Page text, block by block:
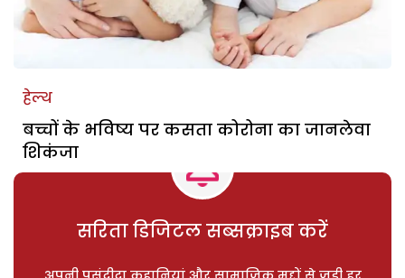
हेल्थ
बच्चों के भविष्य पर कसता कोरोना का जानलेवा
शिकंजा
सरिता डिजिटल सब्सक्राइब करें